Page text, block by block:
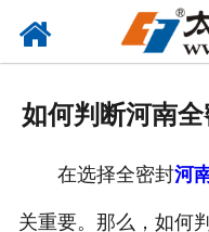
如何判断河南
在选择全密封河
关重要。那么，如何